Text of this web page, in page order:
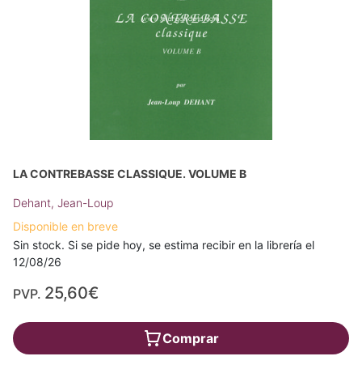
LA CONTREBASSE CLASSIQUE. VOLUME B
Dehant, Jean-Loup
Disponible en breve
Sin stock. Si se pide hoy, se estima recibir en la librería el
12/08/26
PVP. 25,60€
Comprar